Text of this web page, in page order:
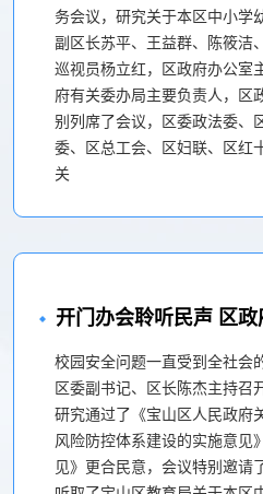
务会议，研究关于本区中小学
副区长苏平、王益群、陈筱洁
巡视员杨立红，区政府办公室
府有关委办局主要负责人，区
别列席了会议，区委政法委、
委、区总工会、区妇联、区红
关
校园安全问题一直受到全社会
区委副书记、区长陈杰主持召
研究通过了《宝山区人民政府
风险防控体系建设的实施意见
见》更合民意，会议特别邀请